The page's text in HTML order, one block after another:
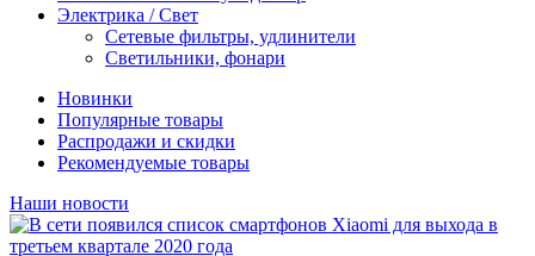
Электрика / Свет
Сетевые фильтры, удлинители
Светильники, фонари
Новинки
Популярные товары
Распродажи и скидки
Рекомендуемые товары
Наши новости